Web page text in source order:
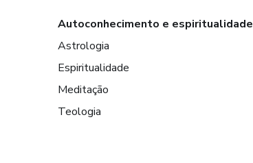
Autoconhecimento e espiritualidade
Astrologia
Espiritualidade
Meditação
Teologia